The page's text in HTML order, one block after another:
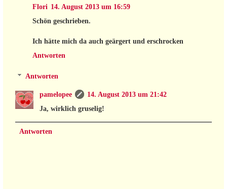
Flori 14. August 2013 um 16:59
Schön geschrieben.
Ich hätte mich da auch geärgert und erschrocken
Antworten
Antworten
pamelopee
14. August 2013 um 21:42
Ja, wirklich gruselig!
Antworten